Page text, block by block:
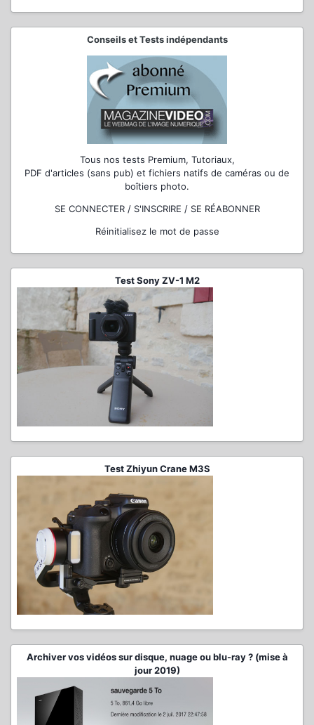
Conseils et Tests indépendants
Tous nos tests Premium, Tutoriaux,
PDF d'articles (sans pub) et fichiers natifs de caméras ou de
boîtiers photo.
SE CONNECTER / S'INSCRIRE / SE RÉABONNER
Réinitialisez le mot de passe
Test Sony ZV-1 M2
Test Zhiyun Crane M3S
Archiver vos vidéos sur disque, nuage ou blu-ray ? (mise à
jour 2019)